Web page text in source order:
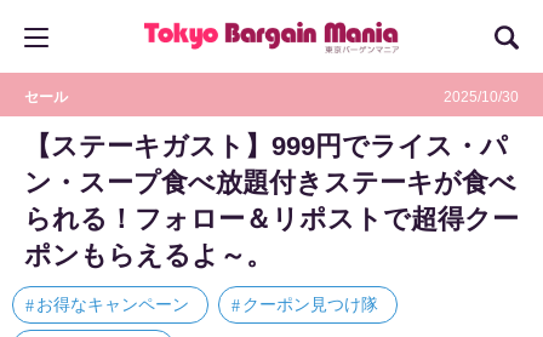
セール 2025/10/30
【ステーキガスト】999円でライス・パ
ン・スープ食べ放題付きステーキが食べ
られる！フォロー＆リポストで超得クー
ポンもらえるよ～。
お得なキャンペーン クーポン見つけ隊